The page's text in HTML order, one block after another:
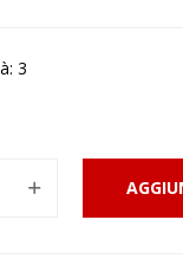
3